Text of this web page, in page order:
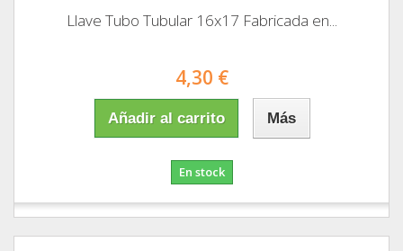
Llave Tubo Tubular 16x17 Fabricada en...
4,30 €
Añadir al carrito Más
En stock